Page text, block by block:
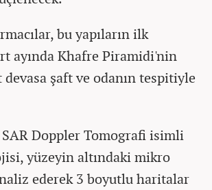
bu yapıların ilk
ayında Khafre Piramidi'nin
şaft ve odanın tespitiyle
SAR Doppler Tomografi isimli
yüzeyin altındaki mikro
ederek 3 boyutlu haritalar